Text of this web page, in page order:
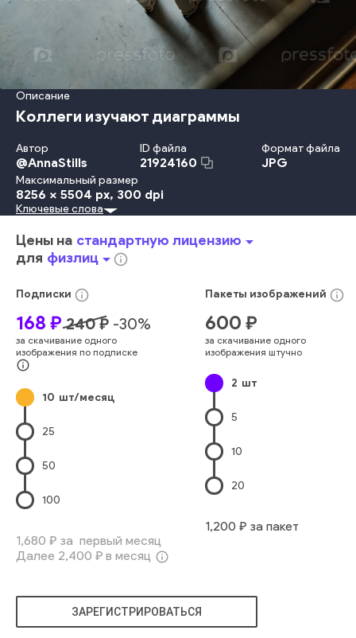
Описание
Коллеги изучают диаграммы
Автор
@AnnaStills
ID файла
21924160
Формат файла
JPG
Максимальный размер
8256 x 5504 px, 300 dpi
Стиль Взрослый
Встреча Профессия Коллега В Офисе Обсуждение
Бумажная Работа
Схема
Современность
Командный
Бизнес
интерьер
работник рабочий пустой индийский
высокий угол сверху давай молодой работа
Ключевые слова
Цены на стандартную лицензиюarrow_drop_down
для физлицarrow_drop_downinfo_outline
Подписки info_outline
168 ₽ 240₽ -30%
за скачивание одного
изображения по подписке
info_outline
10 шт/месяц
25
50
100
1,680 ₽ за первый месяц
Далее 2,400 ₽ в месяц info_outline
Пакеты изображений info_outline
600 ₽
за скачивание одного
изображения штучно
2 шт
5
10
20
1,200 ₽ за пакет
ЗАРЕГИСТРИРОВАТЬСЯ